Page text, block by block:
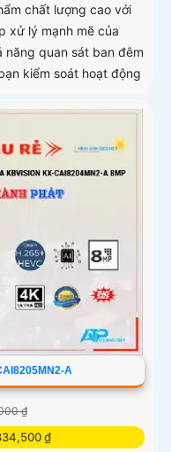
chất lượng cao với
xử lý mạnh mẽ của
năng quan sát ban đêm
kiểm soát hoạt động
A
₫
₫